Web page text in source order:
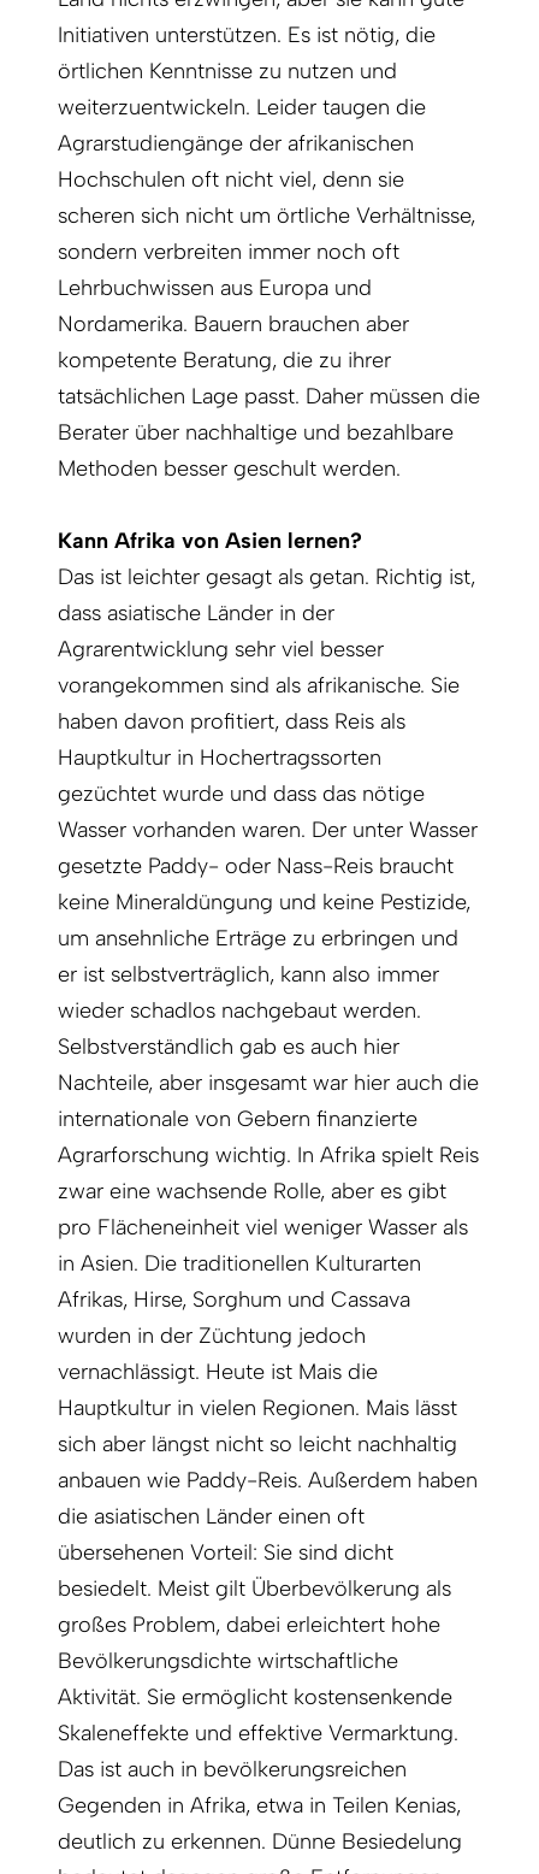
Initiativen unterstützen. Es ist nötig, die
örtlichen Kenntnisse zu nutzen und
weiterzuentwickeln. Leider taugen die
Agrarstudiengänge der afrikanischen
Hochschulen oft nicht viel, denn sie
scheren sich nicht um örtliche Verhältnisse,
sondern verbreiten immer noch oft
Lehrbuchwissen aus Europa und
Nordamerika. Bauern brauchen aber
kompetente Beratung, die zu ihrer
tatsächlichen Lage passt. Daher müssen die
Berater über nachhaltige und bezahlbare
Methoden besser geschult werden.
Kann Afrika von Asien lernen?
Das ist leichter gesagt als getan. Richtig ist,
dass asiatische Länder in der
Agrarentwicklung sehr viel besser
vorangekommen sind als afrikanische. Sie
haben davon profitiert, dass Reis als
Hauptkultur in Hochertragssorten
gezüchtet wurde und dass das nötige
Wasser vorhanden waren. Der unter Wasser
gesetzte Paddy- oder Nass-Reis braucht
keine Mineraldüngung und keine Pestizide,
um ansehnliche Erträge zu erbringen und
er ist selbstverträglich, kann also immer
wieder schadlos nachgebaut werden.
Selbstverständlich gab es auch hier
Nachteile, aber insgesamt war hier auch die
internationale von Gebern finanzierte
Agrarforschung wichtig. In Afrika spielt Reis
zwar eine wachsende Rolle, aber es gibt
pro Flächeneinheit viel weniger Wasser als
in Asien. Die traditionellen Kulturarten
Afrikas, Hirse, Sorghum und Cassava
wurden in der Züchtung jedoch
vernachlässigt. Heute ist Mais die
Hauptkultur in vielen Regionen. Mais lässt
sich aber längst nicht so leicht nachhaltig
anbauen wie Paddy-Reis. Außerdem haben
die asiatischen Länder einen oft
übersehenen Vorteil: Sie sind dicht
besiedelt. Meist gilt Überbevölkerung als
großes Problem, dabei erleichtert hohe
Bevölkerungsdichte wirtschaftliche
Aktivität. Sie ermöglicht kostensenkende
Skaleneffekte und effektive Vermarktung.
Das ist auch in bevölkerungsreichen
Gegenden in Afrika, etwa in Teilen Kenias,
deutlich zu erkennen. Dünne Besiedelung